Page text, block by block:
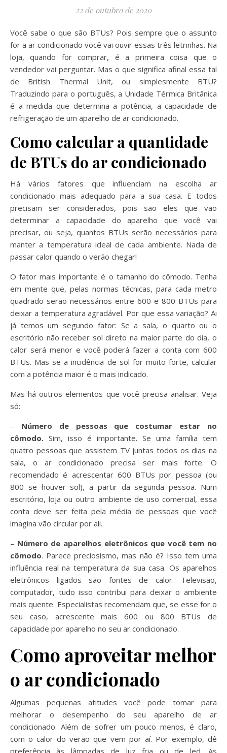
22 de outubro de 2020
Você sabe o que são BTUs? Pois sempre que o assunto
for a ar condicionado você vai ouvir essas três letrinhas. Na
loja, quando for comprar, é a primeira coisa que o
vendedor vai perguntar. Mas o que significa afinal essa tal
de British Thermal Unit, ou simplesmente BTU?
Traduzindo para o português, a Unidade Térmica Britânica
é a medida que determina a potência, a capacidade de
refrigeração de um aparelho de ar condicionado.
Como calcular a quantidade
de BTUs do ar condicionado
Há vários fatores que influenciam na escolha ar
condicionado mais adequado para a sua casa. E todos
precisam ser considerados, pois são eles que vão
determinar a capacidade do aparelho que você vai
precisar, ou seja, quantos BTUs serão necessários para
manter a temperatura ideal de cada ambiente. Nada de
passar calor quando o verão chegar!
O fator mais importante é o tamanho do cômodo. Tenha
em mente que, pelas normas técnicas, para cada metro
quadrado serão necessários entre 600 e 800 BTUs para
deixar a temperatura agradável. Por que essa variação? Ai
já temos um segundo fator: Se a sala, o quarto ou o
escritório não receber sol direto na maior parte do dia, o
calor será menor e você poderá fazer a conta com 600
BTUs. Mas se a incidência de sol for muito forte, calcular
com a potência maior é o mais indicado.
Mas há outros elementos que você precisa analisar. Veja
só:
– Número de pessoas que costumar estar no
cômodo. Sim, isso é importante. Se uma família tem
quatro pessoas que assistem TV juntas todos os dias na
sala, o ar condicionado precisa ser mais forte. O
recomendado é acrescentar 600 BTUs por pessoa (ou
800 se houver sol), a partir da segunda pessoa. Num
escritório, loja ou outro ambiente de uso comercial, essa
conta deve ser feita pela média de pessoas que você
imagina vão circular por ali.
– Número de aparelhos eletrônicos que você tem no
cômodo. Parece preciosismo, mas não é? Isso tem uma
influência real na temperatura da sua casa. Os aparelhos
eletrônicos ligados são fontes de calor. Televisão,
computador, tudo isso contribui para deixar o ambiente
mais quente. Especialistas recomendam que, se esse for o
seu caso, acrescente mais 600 ou 800 BTUs de
capacidade por aparelho no seu ar condicionado.
Como aproveitar melhor
o ar condicionado
Algumas pequenas atitudes você pode tomar para
melhorar o desempenho do seu aparelho de ar
condicionado. Além de sofrer um pouco menos, é claro,
com o calor do verão que vem por aí. Por exemplo, dê
preferência às lâmpadas de luz fria ou de led. As